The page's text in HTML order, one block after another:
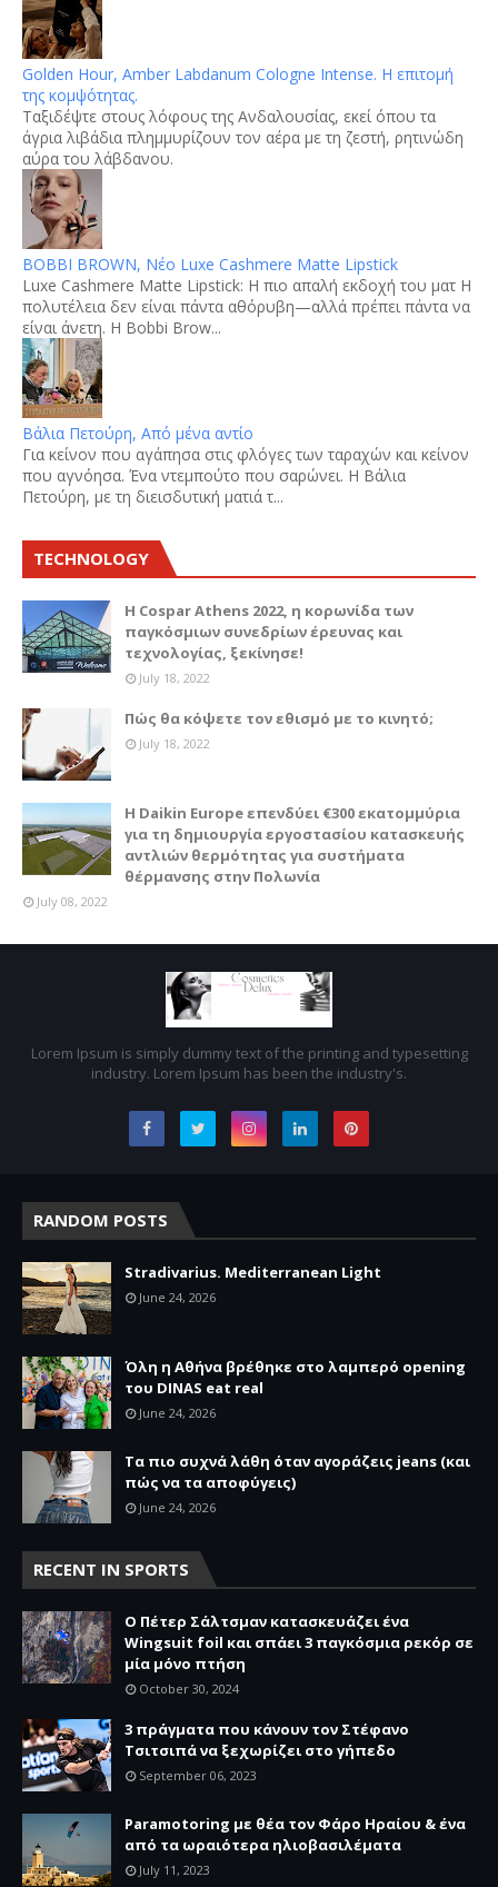
Golden Hour, Amber Labdanum Cologne Intense. Η επιτομή
της κομψότητας.
Tαξιδέψτε στους λόφους της Ανδαλουσίας, εκεί όπου τα
άγρια λιβάδια πλημμυρίζουν τον αέρα με τη ζεστή, ρητινώδη
αύρα του λάβδανου.
BOBBI BROWN, Νέο Luxe Cashmere Matte Lipstick
Luxe Cashmere Matte Lipstick: Η πιο απαλή εκδοχή του ματ Η
πολυτέλεια δεν είναι πάντα αθόρυβη—αλλά πρέπει πάντα να
είναι άνετη. Η Bobbi Brow...
Βάλια Πετούρη, Από μένα αντίο
Για κείνον που αγάπησα στις φλόγες των ταραχών και κείνον
που αγνόησα. Ένα ντεμπούτο που σαρώνει. Η Βάλια
Πετούρη, με τη διεισδυτική ματιά τ...
TECHNOLOGY
Η Cospar Athens 2022, η κορωνίδα των
παγκόσμιων συνεδρίων έρευνας και
τεχνολογίας, ξεκίνησε!
July 18, 2022
Πώς θα κόψετε τον εθισμό με το κινητό;
July 18, 2022
Η Daikin Europe επενδύει €300 εκατομμύρια
για τη δημιουργία εργοστασίου κατασκευής
αντλιών θερμότητας για συστήματα
θέρμανσης στην Πολωνία
July 08, 2022
Lorem Ipsum is simply dummy text of the printing and typesetting
industry. Lorem Ipsum has been the industry's.
RANDOM POSTS
Stradivarius. Mediterranean Light
June 24, 2026
Όλη η Αθήνα βρέθηκε στο λαμπερό opening
του DINAS eat real
June 24, 2026
Τα πιο συχνά λάθη όταν αγοράζεις jeans (και
πώς να τα αποφύγεις)
June 24, 2026
RECENT IN SPORTS
O Πέτερ Σάλτσμαν κατασκευάζει ένα
Wingsuit foil και σπάει 3 παγκόσμια ρεκόρ σε
μία μόνο πτήση
October 30, 2024
3 πράγματα που κάνουν τον Στέφανο
Τσιτσιπά να ξεχωρίζει στο γήπεδο
September 06, 2023
Paramotoring με θέα τον Φάρο Ηραίου & ένα
από τα ωραιότερα ηλιοβασιλέματα
July 11, 2023